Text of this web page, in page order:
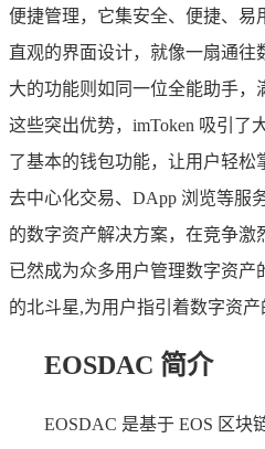
便捷管理，它集安全、便捷、易
直观的界面设计，就像一扇通往
大的功能则如同一位全能助手
这些突出优势，imToken 吸引了
了基本的钱包功能，让用户轻
去中心化交易、DApp 浏览等服
的数字资产解决方案，在竞争激
已然成为众多用户管理数字资
的北斗星,为用户指引着数字资产
EOSDAC 简介
EOSDAC 是基于 EOS 区块